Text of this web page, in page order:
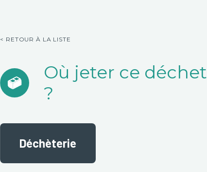
< RETOUR À LA LISTE
Où jeter ce déchet
?
Déchèterie